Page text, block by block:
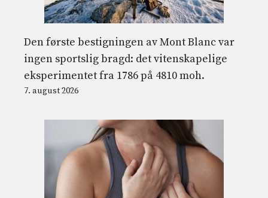
Den første bestigningen av Mont Blanc var
ingen sportslig bragd: det vitenskapelige
eksperimentet fra 1786 på 4810 moh.
7. august 2026